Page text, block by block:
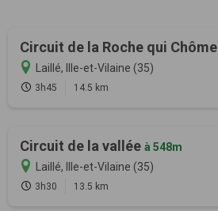
Circuit de la Roche qui Chôme
Laillé, Ille-et-Vilaine (35)
3h45 14.5 km
Circuit de la vallée à 548m
Laillé, Ille-et-Vilaine (35)
3h30 13.5 km